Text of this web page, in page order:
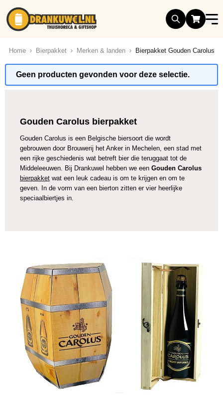
Ga naar de inhoud
Home Bierpakket Merken & landen Bierpakket Gouden Carolus
Geen producten gevonden voor deze selectie.
Gouden Carolus bierpakket
Gouden Carolus is een Belgische biersoort die wordt
gebrouwen door Brouwerij het Anker in Mechelen, een stad met
een rijke geschiedenis wat betreft bier die teruggaat tot de
Middeleeuwen. Bij Drankuwel hebben we een Gouden Carolus
bierpakket wat een leuk cadeau is om te krijgen en om te
geven. In de vorm van een bierton zitten er vier heerlijke
speciaalbiertjes in.